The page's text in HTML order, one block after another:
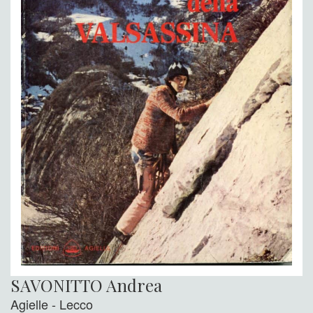
SAVONITTO Andrea
Agielle - Lecco